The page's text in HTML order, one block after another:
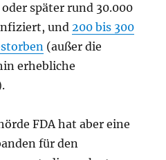
später rund 30.000
und200 bis 300
(außer die
erhebliche
FDA hat aber eine
für den